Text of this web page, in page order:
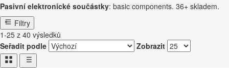
Pasivní elektronické součástky: basic components. 36+ skladem.
Filtry
1-25 z 40 výsledků
Seřadit podle
Zobrazit